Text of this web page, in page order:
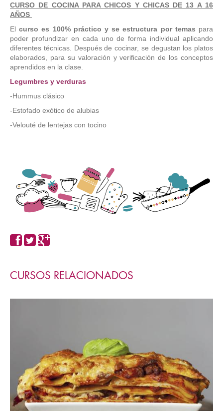
CURSO DE COCINA PARA CHICOS Y CHICAS DE 13 A 16
AÑOS
Elcurso es 100% práctico y se estructura por temas para
poder profundizar en cada uno de forma individual aplicando
diferentes técnicas. Después de cocinar, se degustan los platos
elaborados, para su valoración y verificación de los conceptos
aprendidos en la clase.
Legumbres y verduras
-Hummus clásico
-Estofado exótico de alubias
-Velouté de lentejas con tocino
CURSOS RELACIONADOS